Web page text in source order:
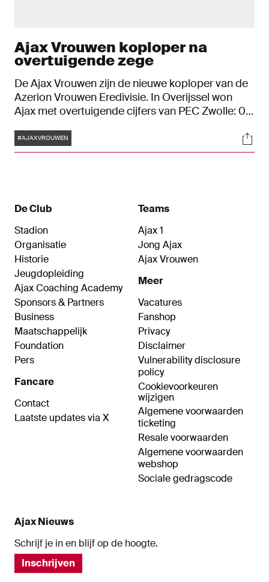
Ajax Vrouwen koploper na
overtuigende zege
De Ajax Vrouwen zijn de nieuwe koploper van de
Azerion Vrouwen Eredivisie. In Overijssel won
Ajax met overtuigende cijfers van PEC Zwolle: 0-
voorbij. De ploeg van Hesterine de Reus heeft 34
punten uit dertien duels, PSV heeft twee punten
Tags
#AJAXVROUWEN
De Club
Stadion
Organisatie
Historie
Jeugdopleiding
Ajax Coaching Academy
Sponsors & Partners
Business
Maatschappelijk
Foundation
Pers
Fancare
Contact
Laatste updates via X
Teams
Ajax 1
Jong Ajax
Ajax Vrouwen
Meer
Vacatures
Fanshop
Privacy
Disclaimer
Vulnerability disclosure
policy
Cookievoorkeuren
wijzigen
Algemene voorwaarden
ticketing
Resale voorwaarden
Algemene voorwaarden
webshop
Sociale gedragscode
Ajax Nieuws
Schrijf je in en blijf op de hoogte.
Inschrijven